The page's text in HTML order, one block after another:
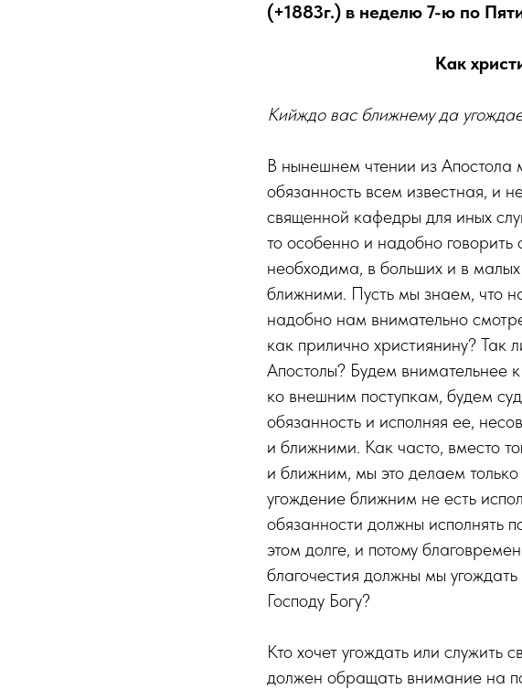
(+1883г.) в неделю 7-ю по
Как
Кийждо вас ближнему да
В нынешнем чтении из Апостола
обязанность всем известная, и
священной кафедры для иных
то особенно и надобно говорить
необходима, в больших и в
ближними. Пусть мы знаем, что
надобно нам внимательно
как прилично християнину? Так
Апостолы? Будем
ко внешним поступкам, будем
обязанность и исполняя ее,
и ближними. Как часто, вместо
и ближним, мы это делаем
угождение ближним не есть
обязанности должны исполнять
этом долге, и потому
благочестия должны мы
Господу Богу?
Кто хочет угождать или служить
должен обращать внимание на